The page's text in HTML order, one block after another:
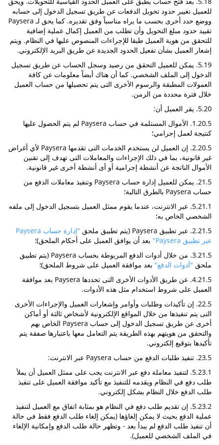
للعميل تغيير حدود تحويل الدفعات عن طريق تسجيل الدخول إلى حسابه
ووضع حدد أخرى بحسب ما يراه مناسباً وفق تقديره. كما يحق لـ Paysera
تقييد حدود مبلغ التحويل وأن تطلب من العميل إكمال عملية إضافية
للتحقق من هوية العميل طبقا للإجراءات المنصوص عليها في النظام. ويتم
إشعار العميل بشأن تفعيل الحدود الجديدة عن طريق البريد الإلكتروني.
5.19. يمكن للعميل التحقق من رصيد وسجل الحساب عن طريق تسجيل
الدخول إلى الملف الشخصي. كما أن هناك أيضاً معلومات عن كافة
العمولات المطبقة والرسوم الأخرى التى يتم تحصيلها من حساب العميل
خلال فترة محددة من الزمن.
5.20. يقر العميل أن:
1.20.5. الأموال المستلمة في حساب Paysera لم يتم الحصول عليها
كنتيجة لعمل إجرامي؛
2.20.5. إن العميل لن يستخدم الخدمات التى تقدمها Paysera لأي أغراض
غير قانونية، بما في ذلك الإجراءات والمعاملات التى تهدف إلى تقنين
الأموال الناتجة عن أنشطة إجرامية أو أى أنشطة أخرى غير قانونية.
21.5. يمكن للعميل إدارة حساب Paysera وتنفيذ معاملات الدفع من
حساب Paysera بالطرق التالية؛
5.21.1. عبر الانترنت، عندما يقوم ممثل العميل بتسجيل الدخول إلى ملفه
الشخصي الخاص به؛
2.21.5. عبر تطبيق Paysera (يتم تطبيق ملحق
"إدارة حساب Paysera
عبر تطبيق Paysera"
بعد أن يوافق العميل على أحكام الملحق)؛
3.21.5. من خلال أدوات الدفع المربوطة بحساب Paysera (يتم تطبيق
ملحق "أدوات الدفع" بعد موافقة العميل على شروط الملحق)؛
4.21.5. عن طريق الأدوات الأخرى التى تحددها Paysera بعد موافقة
العميل على شروط استخدام مثل هذه الأدوات.
22.5. إن تأكيدات وطلبات وأوامر وإشعارات العميل والإجراءات الأخرى
التى يتم تنفيذها من خلال المواقع الإلكترونية لأشخاص ثالثة أو أماكن
أخرى عن طريق تسجيل الدخول إلى حساب Paysera الخاص بهم
والتحقق من هويتهم بهذه الطريقة يتم التعامل معها باعتبارها صفقة يتم
تأكيدها بتوقيع إلكتروني.
23.5. تنفيذ طلبات الدفع من حساب Paysera عبر الانترنت:
5.23.1. لتنفيذ معاملة دفع عبر الانترنت يجب على ممثل العميل أن يملأ
طلب دفع في النظام ويقدمه للتنفيذ مع تأكيد موافقة العميل على تنفيذ
طلب الدفع خلال النظام بشكل إلكتروني.
5.23.2. إن تقديم طلب دفع في النظام هو بمثابة اتفاق مع العميل لتنفيذ
عملية الدفع بحيث لا يمكن إلغاؤها (يمكن إلغاء طلب الدفع فقط في حالة
أن تنفيذ طلب الدفع لم يبدأ بعد - وتظهر حالة طلب الدفع وإمكانية الإلغاء
في الملف الشخصي للعميل).